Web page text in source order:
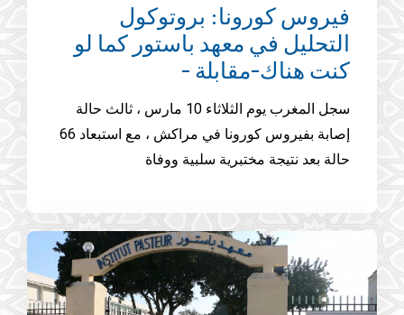
فيروس كورونا: بروتوكول
التحليل في معهد باستور كما لو
كنت هناك-مقابلة -
سجل المغرب يوم الثلاثاء 10 مارس ، ثالث حالة
إصابة بفيروس كورونا في مراكش ، مع استبعاد 66
حالة بعد نتيجة مختبرية سلبية ووفاة